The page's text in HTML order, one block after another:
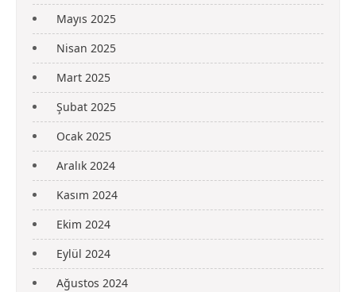
Mayıs 2025
Nisan 2025
Mart 2025
Şubat 2025
Ocak 2025
Aralık 2024
Kasım 2024
Ekim 2024
Eylül 2024
Ağustos 2024